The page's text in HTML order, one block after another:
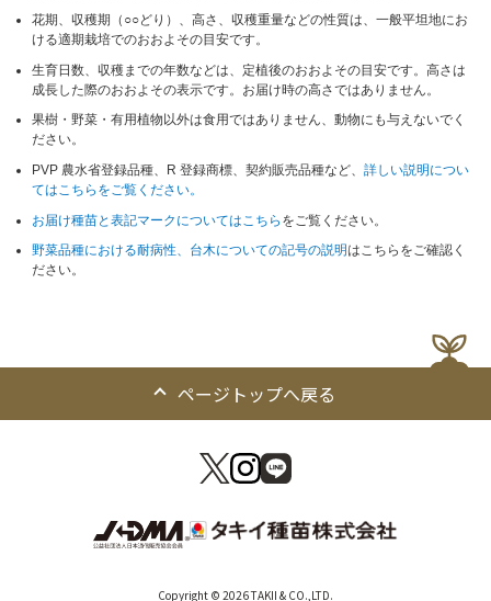
花期、収穫期（○○どり）、高さ、収穫重量などの性質は、一般平坦地にお
ける適期栽培でのおおよその目安です。
生育日数、収穫までの年数などは、定植後のおおよその目安です。高さは
成長した際のおおよその表示です。お届け時の高さではありません。
果樹・野菜・有用植物以外は食用ではありません、動物にも与えないでく
ださい。
PVP 農水省登録品種、R 登録商標、契約販売品種など、詳しい説明につい
てはこちらをご覧ください。
お届け種苗と表記マークについてはこちら をご覧ください。
野菜品種における耐病性、台木についての記号の説明はこちらをご確認く
ださい。
ページトップへ戻る
Copyright © 2026 TAKII & CO.,LTD.